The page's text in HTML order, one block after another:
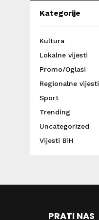
Kategorije
Kultura
Lokalne vijesti
Promo/Oglasi
Regionalne vijesti
Sport
Trending
Uncategorized
Vijesti BiH
PRATI NAS